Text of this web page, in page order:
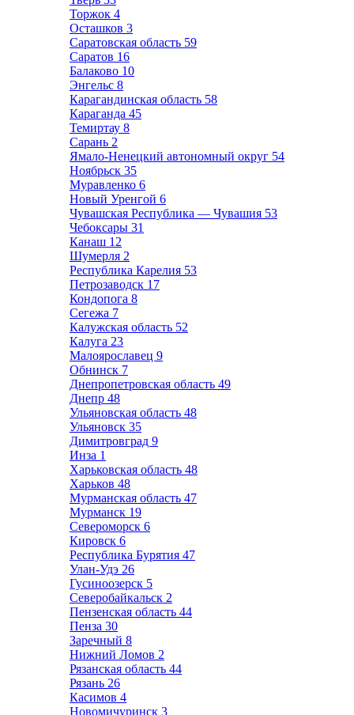
Торжок 4
Осташков 3
Саратовская область 59
Саратов 16
Балаково 10
Энгельс 8
Карагандинская область 58
Караганда 45
Темиртау 8
Сарань 2
Ямало-Ненецкий автономный округ 54
Ноябрьск 35
Муравленко 6
Новый Уренгой 6
Чувашская Республика — Чувашия 53
Чебоксары 31
Канаш 12
Шумерля 2
Республика Карелия 53
Петрозаводск 17
Кондопога 8
Сегежа 7
Калужская область 52
Калуга 23
Малоярославец 9
Обнинск 7
Днепропетровская область 49
Днепр 48
Ульяновская область 48
Ульяновск 35
Димитровград 9
Инза 1
Харьковская область 48
Харьков 48
Мурманская область 47
Мурманск 19
Североморск 6
Кировск 6
Республика Бурятия 47
Улан-Удэ 26
Гусиноозерск 5
Северобайкальск 2
Пензенская область 44
Пенза 30
Заречный 8
Нижний Ломов 2
Рязанская область 44
Рязань 26
Касимов 4
Новомичуринск 3